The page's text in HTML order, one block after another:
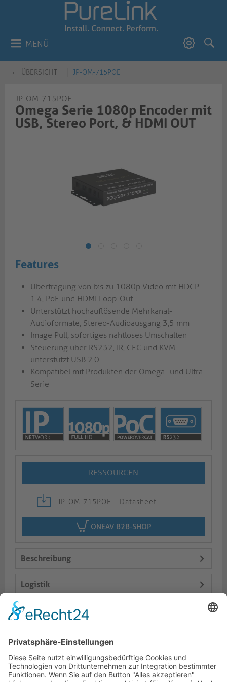
MENÜ
ÜBERSICHT JP-OM-715POE
JP-OM-715POE
Omega Serie 1080p Encoder mit
USB, Stereo Port, & HDMI OUT
Features
Übertragung von bis zu 1080p Video mit HDCP
1.4, PoE und HDMI Loop-Out
Unterstützt hochauflösende Mehrkanal-
Audioformate, Stereo-Audioausgang 3,5 mm
Image Pull, sofortiges nahtloses Umschalten
Steuerung über RS232, IR, CEC und KVM
unterstützt USB 2.0
Kompatibel mit Produkten der Omega- und Ultra-
Serie
RESSOURCEN
JP-OM-715POE - Datasheet
ONEAV B2B-SHOP
Beschreibung
Logistik
Lieferumfang
Dokumente